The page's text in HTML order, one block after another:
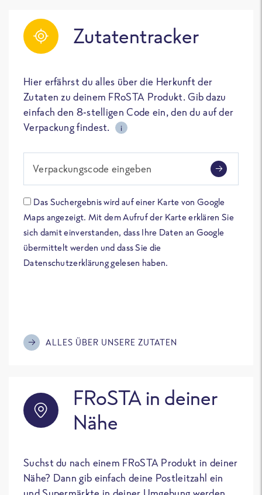
Zutatentracker
Hier erfährst du alles über die Herkunft der
Zutaten zu deinem FRoSTA Produkt. Gib dazu
einfach den 8-stelligen Code ein, den du auf der
Verpackung findest.
i
Verpackungscode eingeben
Das Suchergebnis wird auf einer Karte von Google
Maps angezeigt. Mit dem Aufruf der Karte erklären Sie
sich damit einverstanden, dass Ihre Daten an Google
übermittelt werden und dass Sie die
Datenschutzerklärung gelesen haben.
ALLES ÜBER UNSERE ZUTATEN
FRoSTA in deiner
Nähe
Suchst du nach einem FRoSTA Produkt in deiner
Nähe? Dann gib einfach deine Postleitzahl ein